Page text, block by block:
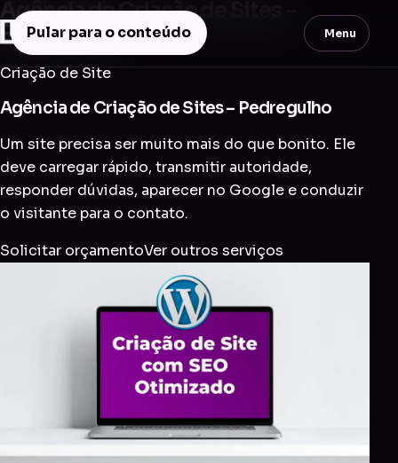
Pular para o conteúdo Menu
Agência de Criação de Sites –
Pedregulho
Criação de Site
Agência de Criação de Sites – Pedregulho
Um site precisa ser muito mais do que bonito. Ele
deve carregar rápido, transmitir autoridade,
responder dúvidas, aparecer no Google e conduzir
o visitante para o contato.
Solicitar orçamentoVer outros serviços